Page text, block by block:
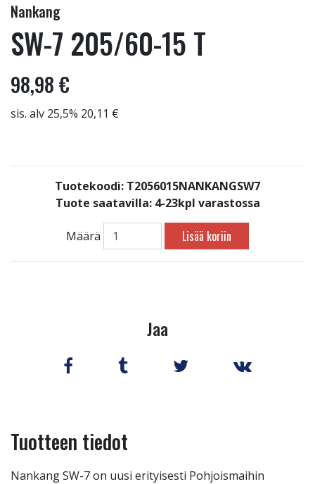
Nankang
SW-7 205/60-15 T
98,98 €
sis. alv 25,5% 20,11 €
Tuotekoodi: T2056015NANKANGSW7
Tuote saatavilla: 4-23kpl varastossa
Määrä Lisää koriin
Jaa
Tuotteen tiedot
Nankang SW-7 on uusi erityisesti Pohjoismaihin